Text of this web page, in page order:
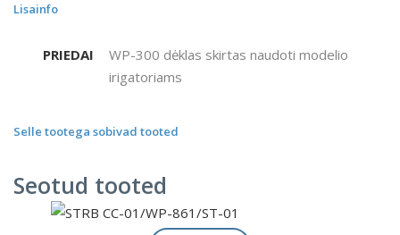
Lisainfo
PRIEDAI
WP-300 dėklas skirtas naudoti modelio
irigatoriams
Selle tootega sobivad tooted
Seotud tooted